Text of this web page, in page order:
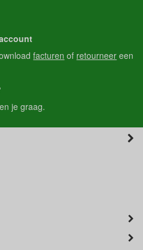
facturen of retourneer een
je graag.